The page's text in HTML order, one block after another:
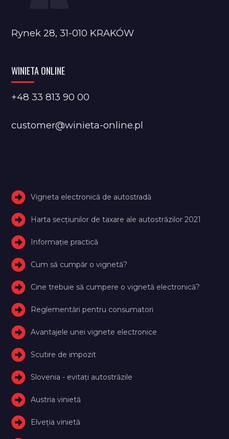
Rynek 28, 31-010 KRAKÓW
WINIETA ONLINE
+48 33 813 90 00
customer@winieta-online.pl
Vigneta electronică de autostradă
Harta secțiunilor de taxare ale autostrăzilor 2021
Informație practică
Cum să cumpăr o vignetă?
Cine trebuie să cumpere o vignetă electronică?
Reglementări pentru consumatori
Avantajele unei vignete electronice
Scutire de impozit
Slovenia - evitați autostrăzile
Austria vinietă
Elveţia vinietă